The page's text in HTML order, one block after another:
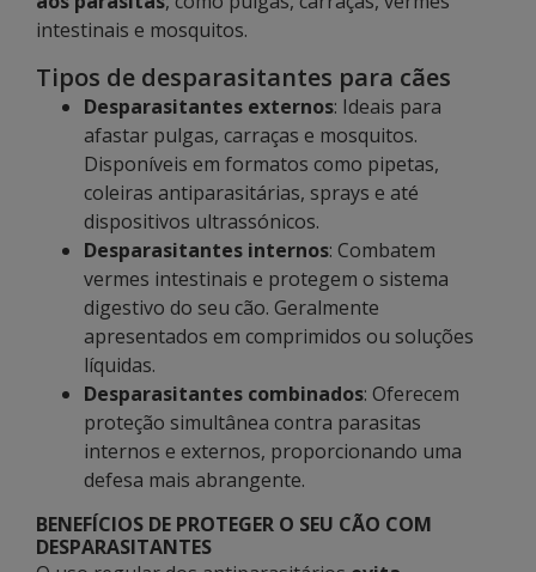
intestinais e mosquitos.
Tipos de desparasitantes para cães
Desparasitantes externos: Ideais para
afastar pulgas, carraças e mosquitos.
Disponíveis em formatos como pipetas,
coleiras antiparasitárias, sprays e até
dispositivos ultrassónicos.
Desparasitantes internos: Combatem
vermes intestinais e protegem o sistema
digestivo do seu cão. Geralmente
apresentados em comprimidos ou soluções
líquidas.
Desparasitantes combinados: Oferecem
proteção simultânea contra parasitas
internos e externos, proporcionando uma
defesa mais abrangente.
BENEFÍCIOS DE PROTEGER O SEU CÃO COM
DESPARASITANTES